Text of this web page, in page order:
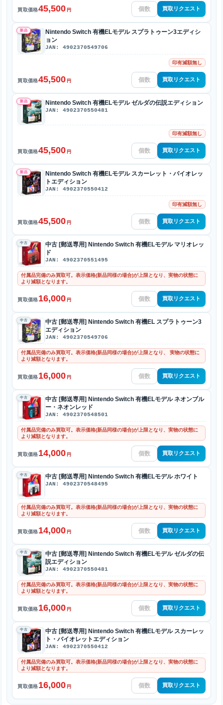
買取価格45,500 円 買取リクエスト
新品
Nintendo Switch 有機ELモデル スプラトゥーン3エディシ
ョン
JAN: 4902370549706
印有減額無し
買取価格45,500 円 買取リクエスト
新品 Nintendo Switch 有機ELモデル ゼルダの伝説エディション
JAN: 4902370550481
印有減額無し
買取価格45,500 円 買取リクエスト
新品
Nintendo Switch 有機ELモデル スカーレット・バイオレッ
トエディション
JAN: 4902370550412
印有減額無し
買取価格45,500 円 買取リクエスト
中古
中古 [郵送専用] Nintendo Switch 有機ELモデル マリオレッ
ド
JAN: 4902370551495
付属品完備のみ買取可。表示価格(新品同様の場合)が上限となり、実物の状態に
より減額となります。
買取価格16,000 円 買取リクエスト
中古
中古 [郵送専用] Nintendo Switch 有機EL スプラトゥーン3
エディション
JAN: 4902370549706
付属品完備のみ買取可。表示価格(新品同様の場合)が上限となり、 実物の状態に
より減額となります。
買取価格16,000 円 買取リクエスト
中古
中古 [郵送専用] Nintendo Switch 有機ELモデル ネオンブル
ー・ネオンレッド
JAN: 4902370548501
付属品完備のみ買取可。表示価格(新品同様の場合)が上限となり、実物の状態に
より減額となります。
買取価格14,000 円 買取リクエスト
中古 中古 [郵送専用] Nintendo Switch 有機ELモデル ホワイト
JAN: 4902370548495
付属品完備のみ買取可。表示価格(新品同様の場合)が上限となり、実物の状態に
より減額となります。
買取価格14,000 円 買取リクエスト
中古
中古 [郵送専用] Nintendo Switch 有機ELモデル ゼルダの伝
説エディション
JAN: 4902370550481
付属品完備のみ買取可。表示価格(新品同様の場合)が上限となり、実物の状態に
より減額となります。
買取価格16,000 円 買取リクエスト
中古
中古 [郵送専用] Nintendo Switch 有機ELモデル スカーレッ
ト・バイオレットエディション
JAN: 4902370550412
付属品完備のみ買取可。表示価格(新品同様の場合)が上限となり、実物の状態に
より減額となります。
買取価格16,000 円 買取リクエスト